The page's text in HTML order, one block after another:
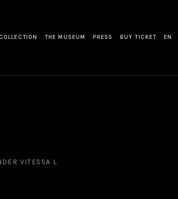
THE MUSEUM PRESS BUY TICKET EN
VITESSA L